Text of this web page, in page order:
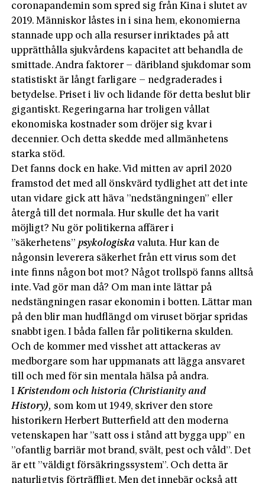
coronapandemin som spred sig från Kina i slutet av
2019. Människor låstes in i sina hem, ekonomierna
stannade upp och alla resurser inriktades på att
upprätthålla sjukvårdens kapacitet att behandla de
smittade. Andra faktorer – däribland sjukdomar som
statistiskt är långt farligare – nedgraderades i
betydelse. Priset i liv och lidande för detta beslut blir
gigantiskt. Regeringarna har troligen vållat
ekonomiska kostnader som dröjer sig kvar i
decennier. Och detta skedde med allmänhetens
starka stöd.
Det fanns dock en hake. Vid mitten av april 2020
framstod det med all önskvärd tydlighet att det inte
utan vidare gick att häva ”nedstängningen” eller
återgå till det normala. Hur skulle det ha varit
möjligt? Nu gör politikerna affärer i
”säkerhetens”psykologiskavaluta. Hur kan de
någonsin leverera säkerhet från ett virus som det
inte finns någon bot mot? Något trollspö fanns alltså
inte. Vad gör man då? Om man inte lättar på
nedstängningen rasar ekonomin i botten. Lättar man
på den blir man hudflängd om viruset börjar spridas
snabbt igen. I båda fallen får politikerna skulden.
Och de kommer med visshet att attackeras av
medborgare som har uppmanats att lägga ansvaret
till och med för sin mentala hälsa på andra.
IKristendom och historia (Christianity and
History), som kom ut 1949, skriver den store
historikern Herbert Butterfield att den moderna
vetenskapen har ”satt oss i stånd att bygga upp” en
”ofantlig barriär mot brand, svält, pest och våld”. Det
är ett ”väldigt försäkringssystem”. Och detta är
naturligtvis förträffligt. Men det innebär också att